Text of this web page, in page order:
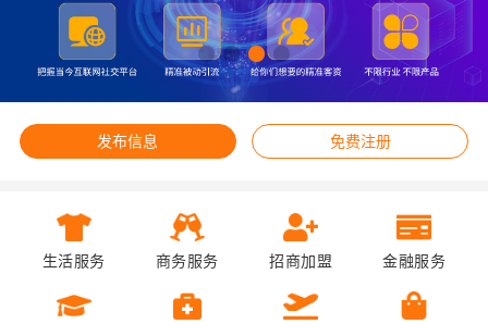
发布信息 免费注册
生活服务 商务服务 招商加盟 金融服务